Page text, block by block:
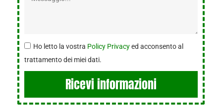
Ho letto la vostra Policy Privacyed acconsento al
trattamento dei miei dati.
Ricevi informazioni